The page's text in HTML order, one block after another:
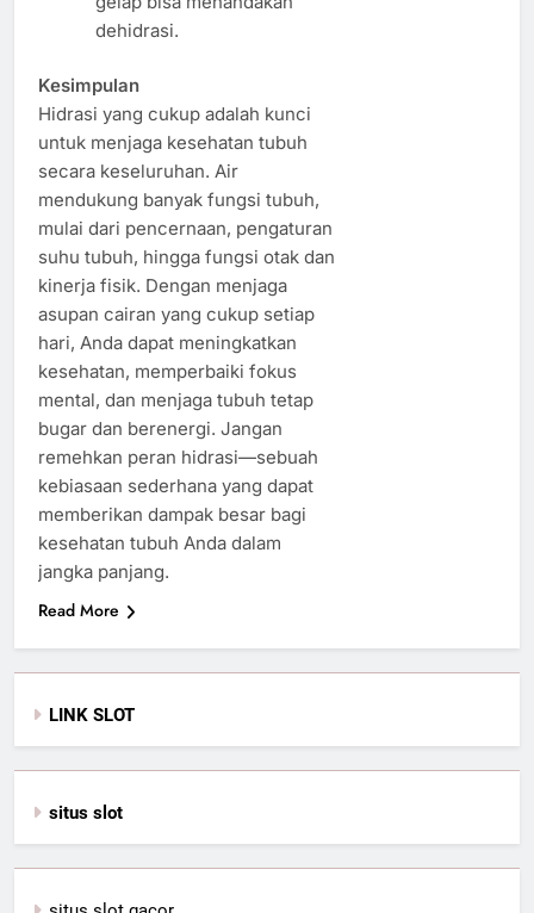
dehidrasi.
Kesimpulan
Hidrasi yang cukup adalah kunci
untuk menjaga kesehatan tubuh
secara keseluruhan. Air
mendukung banyak fungsi tubuh,
mulai dari pencernaan, pengaturan
suhu tubuh, hingga fungsi otak dan
kinerja fisik. Dengan menjaga
asupan cairan yang cukup setiap
hari, Anda dapat meningkatkan
kesehatan, memperbaiki fokus
mental, dan menjaga tubuh tetap
bugar dan berenergi. Jangan
remehkan peran hidrasi—sebuah
kebiasaan sederhana yang dapat
memberikan dampak besar bagi
kesehatan tubuh Anda dalam
jangka panjang.
Read More
LINK SLOT
situs slot